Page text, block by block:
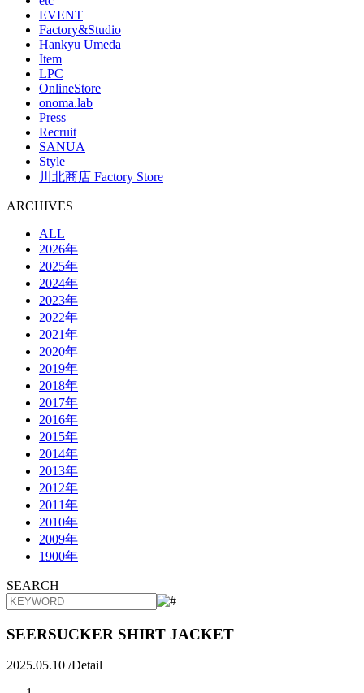
EVENT
Factory&Studio
Hankyu Umeda
Item
LPC
OnlineStore
onoma.lab
Press
Recruit
SANUA
Style
川北商店 Factory Store
ARCHIVES
ALL
2026年
2025年
2024年
2023年
2022年
2021年
2020年
2019年
2018年
2017年
2016年
2015年
2014年
2013年
2012年
2011年
2010年
2009年
1900年
SEARCH
SEERSUCKER SHIRT JACKET
2025.05.10 /Detail